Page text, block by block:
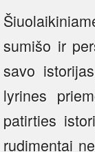
sumišo ir
savo
lyrines
patirties
rudimentai